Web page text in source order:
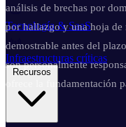
Tecnología & SaaS
Infraestructuras críticas
análisis de brechas por
por hallazgo y una hoja
demostrable antes del
son personalmente
ofrece la fundamentación